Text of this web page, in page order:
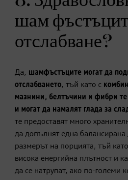
шам
отслабване?
Да, шамфъстъците могат да
отслабването, тъй като с
мазнини, белтъчини и фибри
и могат да намалят глада за
те предоставят много
да допълнят една балансирана
размерът на порцията, тъй
висока енергийна плътност и
да се натрупат, ако по-големи